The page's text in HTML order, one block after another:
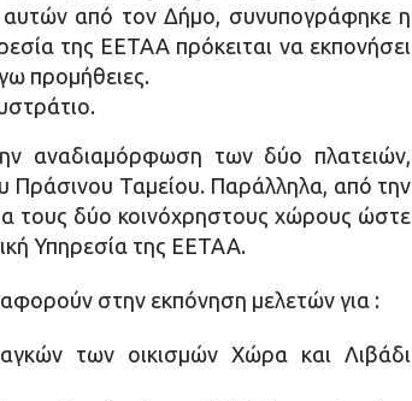
αυτών από τον Δήμο, συνυπογράφηκε η
της ΕΕΤΑΑ πρόκειται να εκπονήσει
προμήθειες.
αναδιαμόρφωση των δύο πλατειών,
Πράσινου Ταμείου. Παράλληλα, από την
τους δύο κοινόχρηστους χώρους ώστε
Υπηρεσία της ΕΕΤΑΑ.
στην εκπόνηση μελετών για :
των οικισμών Χώρα και Λιβάδι